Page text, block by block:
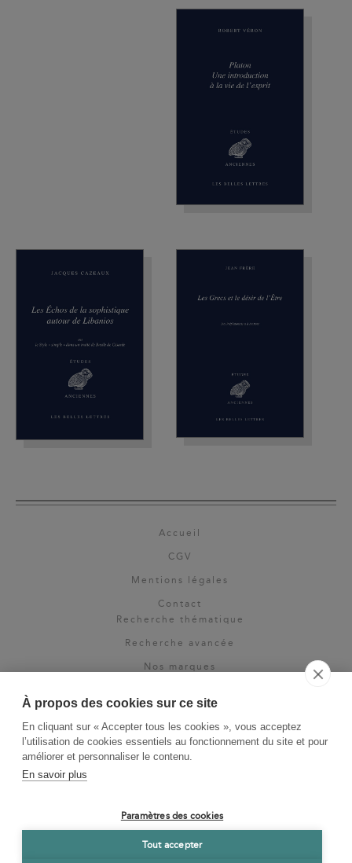
À propos des cookies sur ce site
En cliquant sur « Accepter tous les cookies », vous acceptez
l’utilisation de cookies essentiels au fonctionnement du site et pour
améliorer et personnaliser le contenu.
En savoir plus
Paramètres des cookies
Tout accepter
Accueil
CGV
Mentions légales
Contact
Recherche thématique
Recherche avancée
Nos marques
Espace pro
Newsletter
La Vie des Classiques